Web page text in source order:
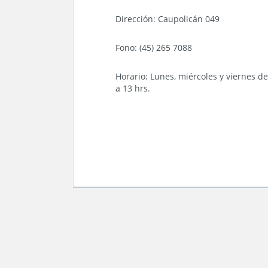
Dirección: Caupolicán 049
Fono: (45) 265 7088
Horario: Lunes, miércoles y viernes
a 13 hrs.